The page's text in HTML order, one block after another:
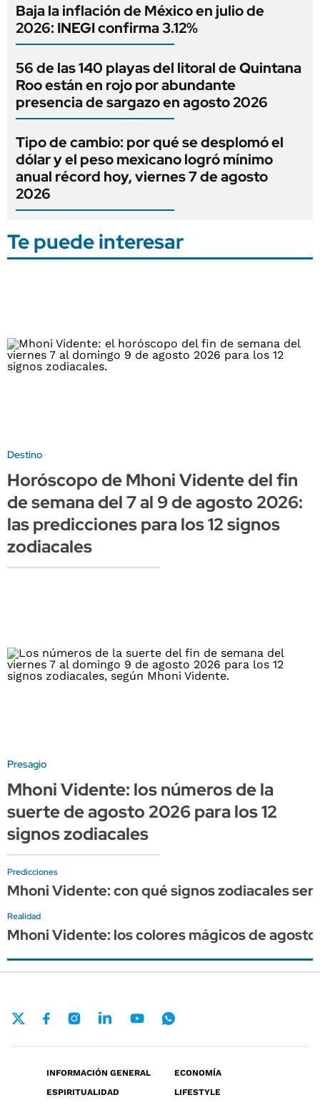
Baja la inflación de México en julio de
2026: INEGI confirma 3.12%
56 de las 140 playas del litoral de Quintana
Roo están en rojo por abundante
presencia de sargazo en agosto 2026
Tipo de cambio: por qué se desplomó el
dólar y el peso mexicano logró mínimo
anual récord hoy, viernes 7 de agosto
2026
Te puede interesar
Destino
Horóscopo de Mhoni Vidente del fin
de semana del 7 al 9 de agosto 2026:
las predicciones para los 12 signos
zodiacales
Presagio
Mhoni Vidente: los números de la
suerte de agosto 2026 para los 12
signos zodiacales
Predicciones
Mhoni Vidente: con qué signos zodiacales
Realidad
Mhoni Vidente: los colores mágicos de agosto
INFORMACIÓN GENERAL
ECONOMÍA
ESPIRITUALIDAD
LIFESTYLE